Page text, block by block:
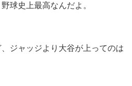
球史上最高なんだよ。
ジャッジより大谷が上ってのは